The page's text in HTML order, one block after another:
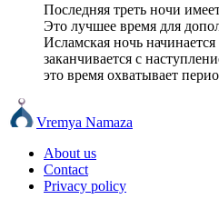
Последняя треть ночи
Это лучшее время для
Исламская ночь
заканчивается с
это время охватывает
Vremya Namaza
About us
Contact
Privacy policy